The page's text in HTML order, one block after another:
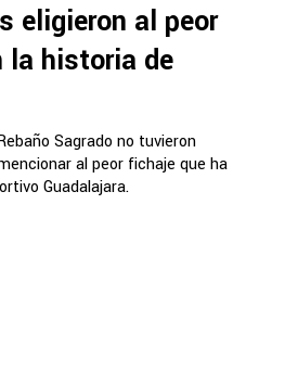
eligieron al peor
la historia de
Sagrado no tuvieron
al peor fichaje que ha
Guadalajara.